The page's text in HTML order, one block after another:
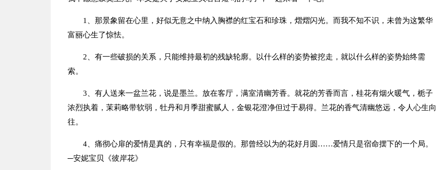
1、那景象留在心里，好似无意之中纳入胸襟的红宝石和珍珠，熠熠闪光。而我不知不识，未曾为这繁华
富丽心生了惊怯。
2、有一些破损的关系，只能维持最初的残缺轮廓。以什么样的姿势被挖走，就以什么样的姿势始终需
索。
3、有人送来一盆兰花，说是墨兰。放在客厅，满室清幽芳香。就花的芳香而言，桂花有烟火暖气，栀子
浓烈执着，茉莉略带软弱，牡丹和月季甜蜜腻人，金银花澄净但过于易得。兰花的香气清幽悠远，令人心生向
往。
4、痛彻心扉的爱情是真的，只有幸福是假的。那曾经以为的花好月圆……爱情只是宿命摆下的一个局。
─安妮宝贝《彼岸花》